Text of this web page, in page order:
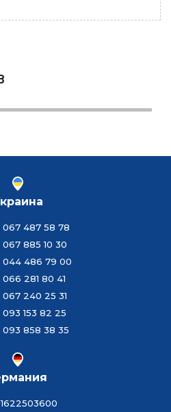
067 487 58 78
067 885 10 30
044 486 79 00
066 281 80 41
067 240 25 31
093 153 82 25
093 858 38 35